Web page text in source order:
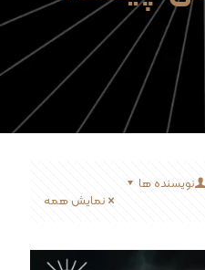
نویسنده ها
نمایش همه